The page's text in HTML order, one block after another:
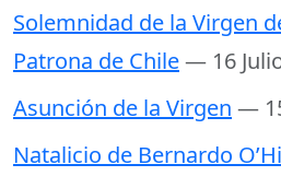
Solemnidad de la Virgen
Patrona de Chile— 16
Asunción de la Virgen —
Natalicio de Bernardo